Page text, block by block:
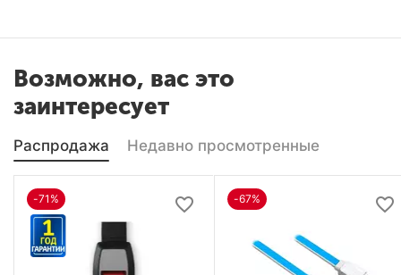
Возможно, вас это
заинтересует
Распродажа Недавно просмотренные
-71% -67%